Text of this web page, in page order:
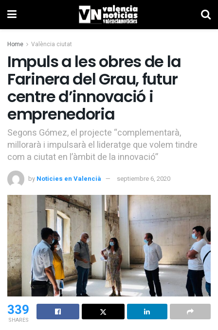
Home València ciutat
Impuls a les obres de la
Farinera del Grau, futur
centre d’innovació i
emprenedoria
Segons Gómez, el projecte “complementarà,
millorarà i impulsarà el lideratge que volem tindre
com a ciutat en l’àmbit de la innovació”
by Noticies en Valencià septiembre 6, 2020
339
SHARES